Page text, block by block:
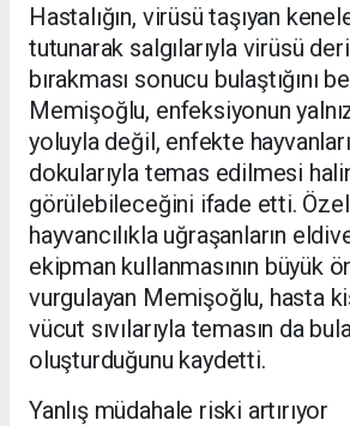
Hastalığın, virüsü taşıyan
tutunarak salgılarıyla virüsü
bırakması sonucu bulaştığını
Memişoğlu, enfeksiyonun
yoluyla değil, enfekte
dokularıyla temas edilmesi
görülebileceğini ifade etti.
hayvancılıkla uğraşanların
ekipman kullanmasının büyük
vurgulayan Memişoğlu, hasta
vücut sıvılarıyla temasın da
oluşturduğunu kaydetti.
Yanlış müdahale riski artırıyor